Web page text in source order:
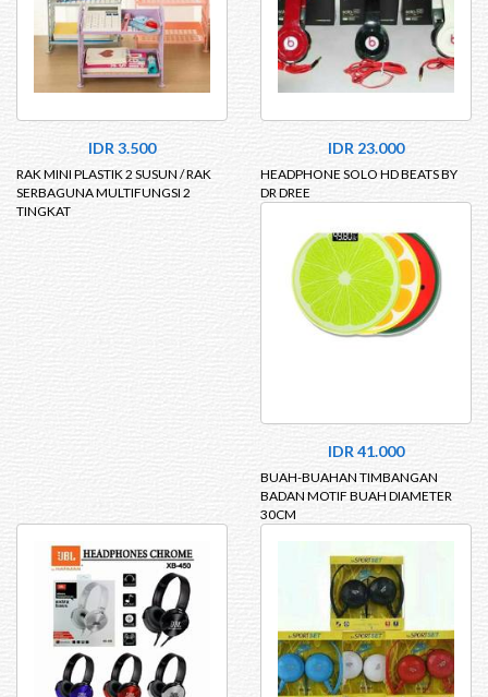
IDR 3.500
RAK MINI PLASTIK 2 SUSUN / RAK
SERBAGUNA MULTIFUNGSI 2
TINGKAT
IDR 23.000
HEADPHONE SOLO HD BEATS BY
DR DREE
IDR 41.000
BUAH-BUAHAN TIMBANGAN
BADAN MOTIF BUAH DIAMETER
30CM